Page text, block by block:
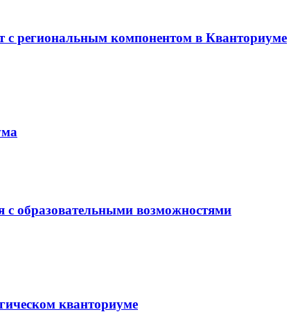
региональным компонентом в Кванториуме
с образовательными возможностями
кванториуме